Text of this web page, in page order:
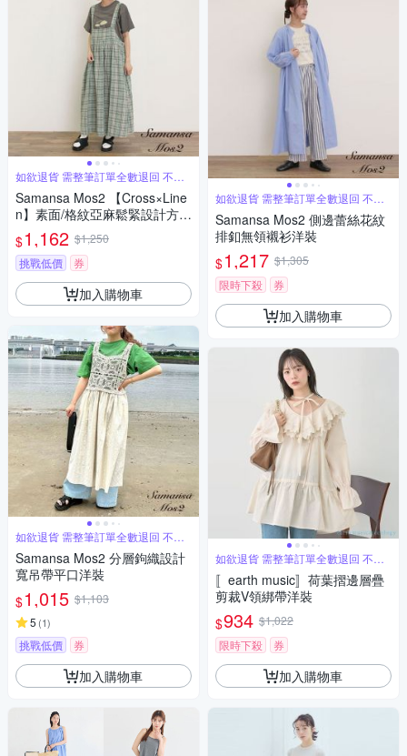
如欲退貨 需整筆訂單全數退回 不能
單退
Samansa Mos2 【Cross×Line
n】素面/格紋亞麻鬆緊設計方領
長吊帶洋裝
$1,162 $1,250
挑戰低價
券
加入購物車
如欲退貨 需整筆訂單全數退回 不能
單退
Samansa Mos2 分層鉤織設計
寬吊帶平口洋裝
$1,015 $1,103
5 (1)
挑戰低價 券
加入購物車
如欲退貨 需整筆訂單全數退回 不能
單退
Samansa Mos2 側邊蕾絲花紋
排釦無領襯衫洋裝
$1,217 $1,305
限時下殺
券
加入購物車
如欲退貨 需整筆訂單全數退回 不能
單退
〚earth music〛荷葉摺邊層疊
剪裁V領綁帶洋裝
$934 $1,022
限時下殺
券
加入購物車